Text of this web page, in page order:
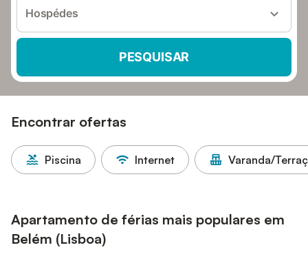
Hospédes
PESQUISAR
Encontrar ofertas
Piscina Internet Varanda/
Apartamento de férias mais populares em
Belém (Lisboa)